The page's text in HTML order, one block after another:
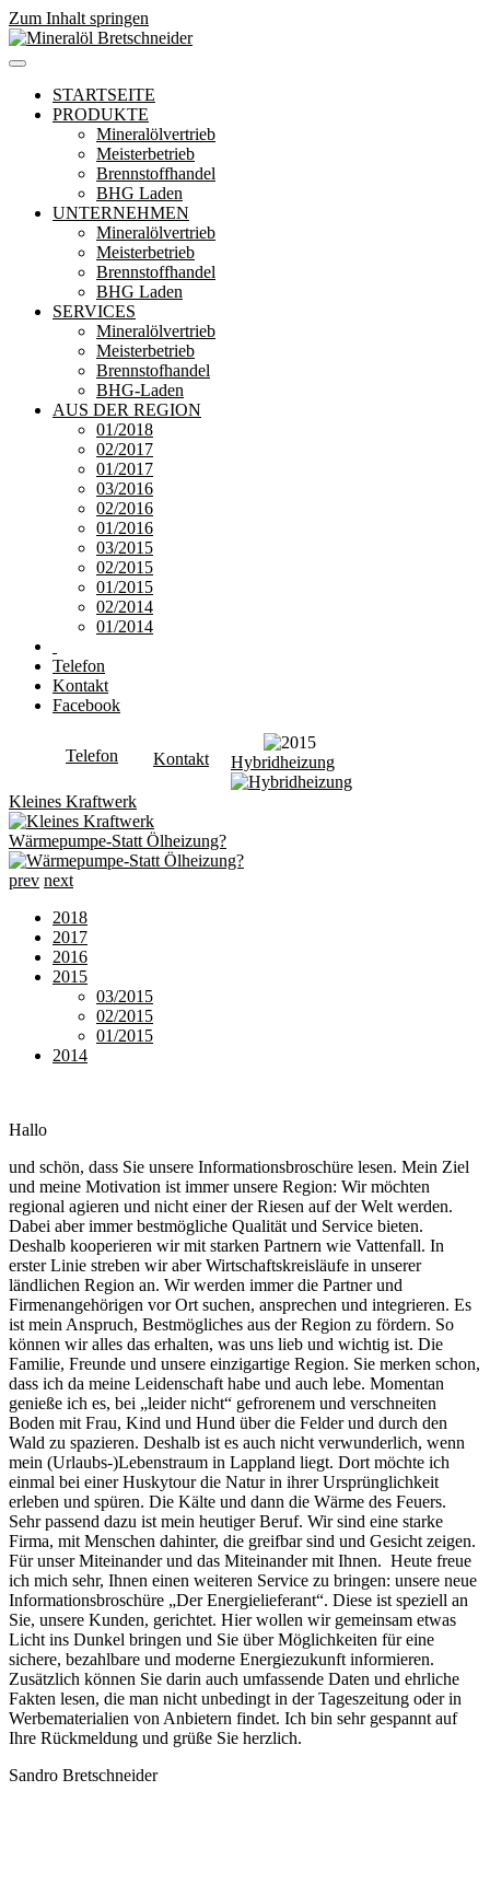
Zum Inhalt springen
STARTSEITE
PRODUKTE
Mineralölvertrieb
Meisterbetrieb
Brennstoffhandel
BHG Laden
UNTERNEHMEN
Mineralölvertrieb
Meisterbetrieb
Brennstoffhandel
BHG Laden
SERVICES
Mineralölvertrieb
Meisterbetrieb
Brennstofhandel
BHG-Laden
AUS DER REGION
01/2018
02/2017
01/2017
03/2016
02/2016
01/2016
03/2015
02/2015
01/2015
02/2014
01/2014
Telefon
Kontakt
Facebook
Telefon Kontakt Hybridheizung
Kleines Kraftwerk
Wärmepumpe-Statt Ölheizung?
prev next
2018
2017
2016
2015
03/2015
02/2015
01/2015
2014
Hallo
und schön, dass Sie unsere Informationsbroschüre lesen. Mein Ziel
und meine Motivation ist immer unsere Region: Wir möchten
regional agieren und nicht einer der Riesen auf der Welt werden.
Dabei aber immer bestmögliche Qualität und Service bieten.
Deshalb kooperieren wir mit starken Partnern wie Vattenfall. In
erster Linie streben wir aber Wirtschaftskreisläufe in unserer
ländlichen Region an. Wir werden immer die Partner und
Firmenangehörigen vor Ort suchen, ansprechen und integrieren. Es
ist mein Anspruch, Bestmögliches aus der Region zu fördern. So
können wir alles das erhalten, was uns lieb und wichtig ist. Die
Familie, Freunde und unsere einzigartige Region. Sie merken schon,
dass ich da meine Leidenschaft habe und auch lebe. Momentan
genieße ich es, bei „leider nicht“ gefrorenem und verschneiten
Boden mit Frau, Kind und Hund über die Felder und durch den
Wald zu spazieren. Deshalb ist es auch nicht verwunderlich, wenn
mein (Urlaubs-)Lebenstraum in Lappland liegt. Dort möchte ich
einmal bei einer Huskytour die Natur in ihrer Ursprünglichkeit
erleben und spüren. Die Kälte und dann die Wärme des Feuers.
Sehr passend dazu ist mein heutiger Beruf. Wir sind eine starke
Firma, mit Menschen dahinter, die greifbar sind und Gesicht zeigen.
Für unser Miteinander und das Miteinander mit Ihnen. Heute freue
ich mich sehr, Ihnen einen weiteren Service zu bringen: unsere neue
Informationsbroschüre „Der Energielieferant“. Diese ist speziell an
Sie, unsere Kunden, gerichtet. Hier wollen wir gemeinsam etwas
Licht ins Dunkel bringen und Sie über Möglichkeiten für eine
sichere, bezahlbare und moderne Energiezukunft informieren.
Zusätzlich können Sie darin auch umfassende Daten und ehrliche
Fakten lesen, die man nicht unbedingt in der Tageszeitung oder in
Werbematerialien von Anbietern findet. Ich bin sehr gespannt auf
Ihre Rückmeldung und grüße Sie herzlich.
Sandro Bretschneider